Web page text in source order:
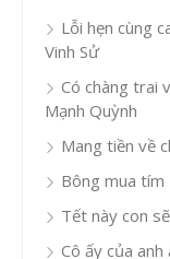
Lỗi hẹn cùng
Vinh Sử
Có chàng trai
Mạnh Quỳnh
Mang tiền về
Bông mua
Tết này con
Cô ấy của